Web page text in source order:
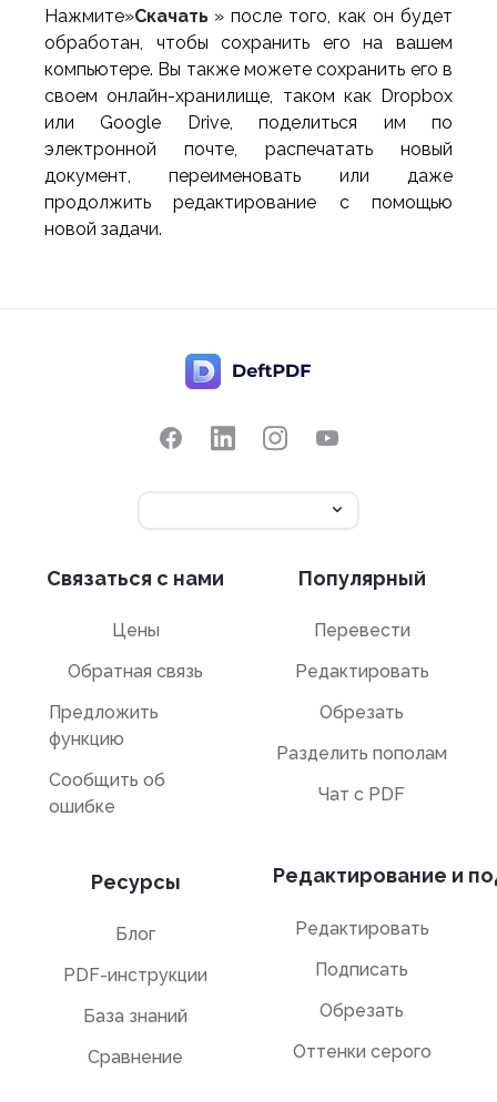
Нажмите»Скачать » после того, как он будет
обработан, чтобы сохранить его на вашем
компьютере. Вы также можете сохранить его в
своем онлайн-хранилище, таком как Dropbox
или Google Drive, поделиться им по
электронной почте, распечатать новый
документ, переименовать или даже
продолжить редактирование с помощью
новой задачи.
Связаться с нами
Цены
Обратная связь
Предложить
функцию
Сообщить об
ошибке
Ресурсы
Блог
PDF-инструкции
База знаний
Сравнение
Популярный
Перевести
Редактировать
Обрезать
Разделить пополам
Чат с PDF
Редактирование и
Редактировать
Подписать
Обрезать
Оттенки серого